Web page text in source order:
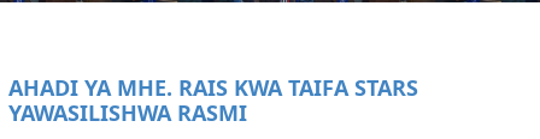
AHADI YA MHE. RAIS KWA TAIFA STARS
YAWASILISHWA RASMI